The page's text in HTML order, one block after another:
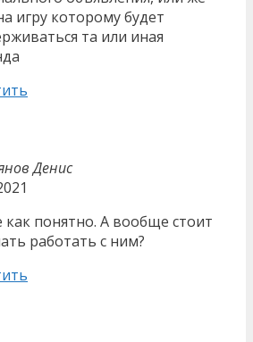
игру которому будет
та или иная
Денис
как понятно. А вообще стоит
работать с ним?